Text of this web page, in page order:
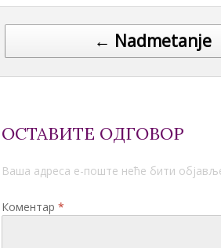
Post navigation← Nadmetanje
ОСТАВИТЕ ОДГОВОР
Ваша адреса е-поште неће бити
Коментар *